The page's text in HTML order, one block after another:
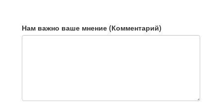
Нам важно ваше мнение (Комментарий)